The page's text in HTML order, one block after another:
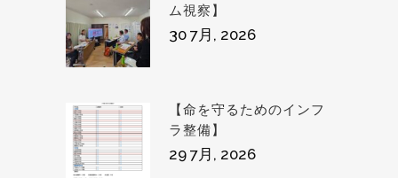
ム視察】
30 7月, 2026
【命を守るためのインフ
ラ整備】
29 7月, 2026